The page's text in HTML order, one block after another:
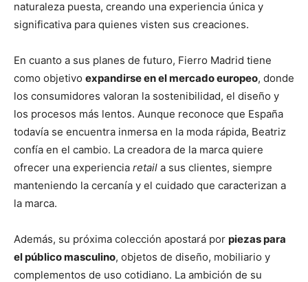
naturaleza puesta, creando una experiencia única y
significativa para quienes visten sus creaciones.
En cuanto a sus planes de futuro, Fierro Madrid tiene
como objetivo expandirse en el mercado europeo, donde
los consumidores valoran la sostenibilidad, el diseño y
los procesos más lentos. Aunque reconoce que España
todavía se encuentra inmersa en la moda rápida, Beatriz
confía en el cambio. La creadora de la marca quiere
ofrecer una experiencia retail a sus clientes, siempre
manteniendo la cercanía y el cuidado que caracterizan a
la marca.
Además, su próxima colección apostará por piezas para
el público masculino, objetos de diseño, mobiliario y
complementos de uso cotidiano. La ambición de su